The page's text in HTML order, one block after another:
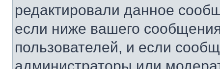
редактировали данное
если ниже вашего
пользователей, и если